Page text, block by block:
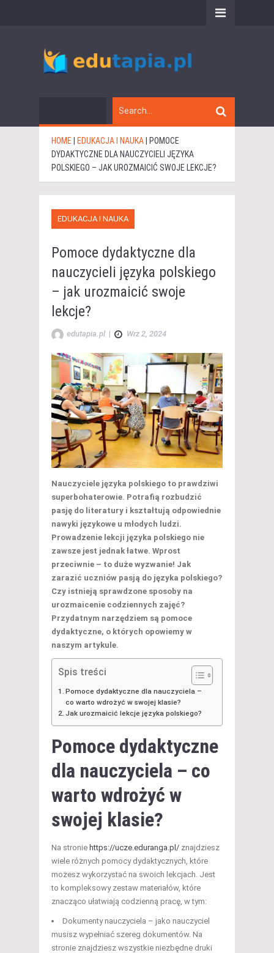
HOME EDUKACJA I NAUKA
POMOCE
DYDAKTYCZNE DLA NAUCZYCIELI JĘZYKA
POLSKIEGO – JAK UROZMAICIĆ SWOJE LEKCJE?
EDUKACJA I NAUKA
Pomoce dydaktyczne dla
nauczycieli języka polskiego
– jak urozmaicić swoje
lekcje?
edutapia.pl | Wrz 2, 2024
Nauczyciele języka polskiego to prawdziwi
superbohaterowie. Potrafią rozbudzić
pasję do literatury i kształtują odpowiednie
nawyki językowe u młodych ludzi.
Prowadzenie lekcji języka polskiego nie
zawsze jest jednak łatwe. Wprost
przeciwnie – to duże wyzwanie! Jak
zarazić uczniów pasją do języka polskiego?
Czy istnieją sprawdzone sposoby na
urozmaicenie codziennych zajęć?
Przydatnym narzędziem są pomoce
dydaktyczne, o których opowiemy w
naszym artykule.
Spis treści
Pomoce dydaktyczne dla nauczyciela –
co warto wdrożyć w swojej klasie?
Jak urozmaicić lekcje języka polskiego?
Pomoce dydaktyczne
dla nauczyciela – co
warto wdrożyć w
swojej klasie?
Na stronie https://ucze.eduranga.pl/ znajdziesz
wiele różnych pomocy dydaktycznych, które
możesz wykorzystać na swoich lekcjach. Jest
to kompleksowy zestaw materiałów, które
znacząco ułatwiają codzienną pracę, w tym:
Dokumenty nauczyciela – jako nauczyciel
musisz wypełniać szereg dokumentów. Na
stronie znajdziesz wszystkie niezbędne druki